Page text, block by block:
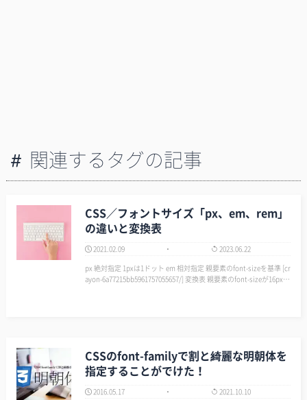
関連するタグの記事
CSS／フォントサイズ「px、em、rem」
の違いと変換表
2021.02.09
2023.06.22
px 絶対指定 1pxは1ドット em 相対指定 親要素のfont-sizeを基準 [cr
ayon-6a77215bb5961757055657/] 変換表 親要素のfont-sizeが16pxの
CSSのfont-familyで割と綺麗な明朝体を
指定することがでけた！
2016.05.17
2021.10.10